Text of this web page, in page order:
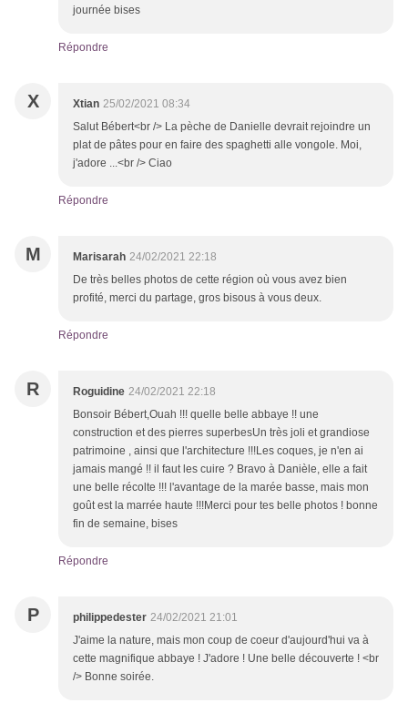
journée bises
Répondre
X Xtian 25/02/2021 08:34
Salut Bébert<br /> La pèche de Danielle devrait rejoindre un
plat de pâtes pour en faire des spaghetti alle vongole. Moi,
j'adore ...<br /> Ciao
Répondre
M Marisarah 24/02/2021 22:18
De très belles photos de cette région où vous avez bien
profité, merci du partage, gros bisous à vous deux.
Répondre
R Roguidine 24/02/2021 22:18
Bonsoir Bébert,Ouah !!! quelle belle abbaye !! une
construction et des pierres superbesUn très joli et grandiose
patrimoine , ainsi que l'architecture !!!Les coques, je n'en ai
jamais mangé !! il faut les cuire ? Bravo à Danièle, elle a fait
une belle récolte !!! l'avantage de la marée basse, mais mon
goût est la marrée haute !!!Merci pour tes belle photos ! bonne
fin de semaine, bises
Répondre
P philippedester 24/02/2021 21:01
J'aime la nature, mais mon coup de coeur d'aujourd'hui va à
cette magnifique abbaye ! J'adore ! Une belle découverte ! <br
/> Bonne soirée.